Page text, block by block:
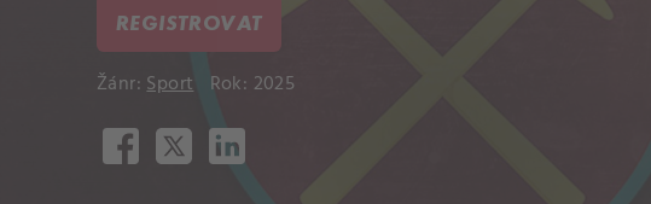
REGISTROVAT
Žánr:Sport Rok: 2025